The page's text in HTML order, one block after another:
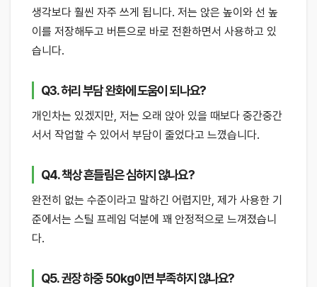
생각보다 훨씬 자주 쓰게 됩니다. 저는 앉은 높이와 선 높
이를 저장해두고 버튼으로 바로 전환하면서 사용하고 있
습니다.
Q3. 허리 부담 완화에 도움이 되나요?
개인차는 있겠지만, 저는 오래 앉아 있을 때보다 중간중간
서서 작업할 수 있어서 부담이 줄었다고 느꼈습니다.
Q4. 책상 흔들림은 심하지 않나요?
완전히 없는 수준이라고 말하긴 어렵지만, 제가 사용한 기
준에서는 스틸 프레임 덕분에 꽤 안정적으로 느껴졌습니
다.
Q5. 권장 하중 50kg이면 부족하지 않나요?